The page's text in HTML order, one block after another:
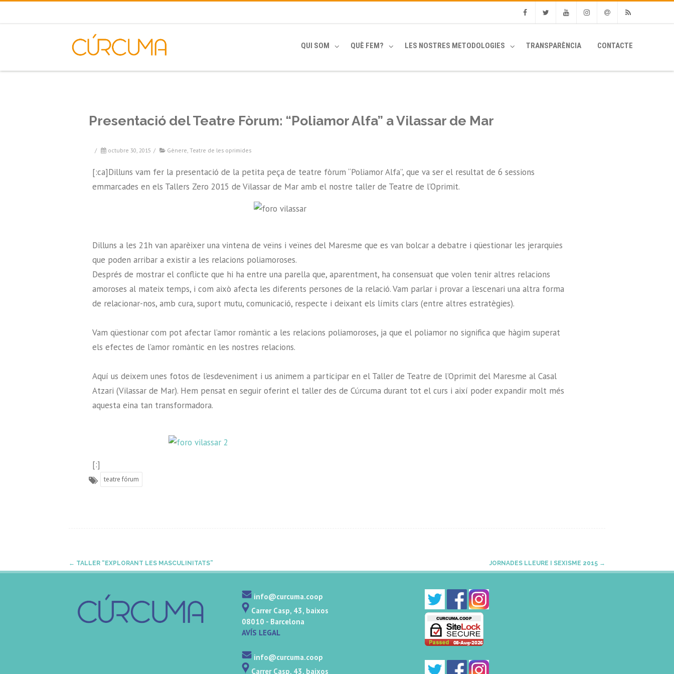
QUI SOM QUÈ FEM? LES NOSTRES METODOLOGIES TRANSPARÈNCIA CONTACTE
Presentació del Teatre Fòrum: “Poliamor Alfa” a Vilassar de Mar
/ octubre 30, 2015 / Gènere, Teatre de les oprimides
[:ca]Dilluns vam fer la presentació de la petita peça de teatre fòrum “Poliamor Alfa”, que va ser el resultat de 6 sessions
emmarcades en els Tallers Zero 2015 de Vilassar de Mar amb el nostre taller de Teatre de l’Oprimit.
Dilluns a les 21h van aparèixer una vintena de veïns i veïnes del Maresme que es van bolcar a debatre i qüestionar les jerarquies
que poden arribar a existir a les relacions poliamoroses.
Després de mostrar el conflicte que hi ha entre una parella que, aparentment, ha consensuat que volen tenir altres relacions
amoroses al mateix temps, i com això afecta les diferents persones de la relació. Vam parlar i provar a l’escenari una altra forma
de relacionar-nos, amb cura, suport mutu, comunicació, respecte i deixant els límits clars (entre altres estratègies).
Vam qüestionar com pot afectar l’amor romàntic a les relacions poliamoroses, ja que el poliamor no significa que hàgim superat
els efectes de l’amor romàntic en les nostres relacions.
Aquí us deixem unes fotos de l’esdeveniment i us animem a participar en el Taller de Teatre de l’Oprimit del Maresme al Casal
Atzari (Vilassar de Mar). Hem pensat en seguir oferint el taller des de Cúrcuma durant tot el curs i així poder expandir molt més
aquesta eina tan transformadora.
[:]
teatre fórum
Post
← TALLER “EXPLORANT LES MASCULINITATS” JORNADES LLEURE I SEXISME 2015 →
info@curcuma.coop
Carrer Casp, 43, baixos
08010 - Barcelona
AVÍS LEGAL
info@curcuma.coop
Carrer Casp, 43, baixos